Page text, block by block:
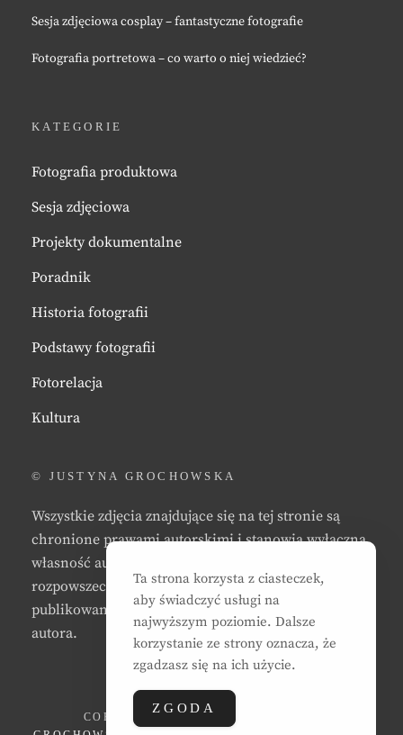
Sesja zdjęciowa cosplay – fantastyczne fotografie
Fotografia portretowa – co warto o niej wiedzieć?
KATEGORIE
Fotografia produktowa
Sesja zdjęciowa
Projekty dokumentalne
Poradnik
Historia fotografii
Podstawy fotografii
Fotorelacja
Kultura
© JUSTYNA GROCHOWSKA
Wszystkie zdjęcia znajdujące się na tej stronie są
chronione prawami autorskimi i stanowią wyłączną
własność autora strony. Zabrania się kopiowania,
rozpowszechniania, reprodukowania,
publikowania, i/lub modyfikowania zdjęć bez zgody
autora.
COPYRIGHT © 2026
Ta strona korzysta z ciasteczek,
aby świadczyć usługi na
najwyższym poziomie. Dalsze
korzystanie ze strony oznacza, że
zgadzasz się na ich użycie.
ZGODA